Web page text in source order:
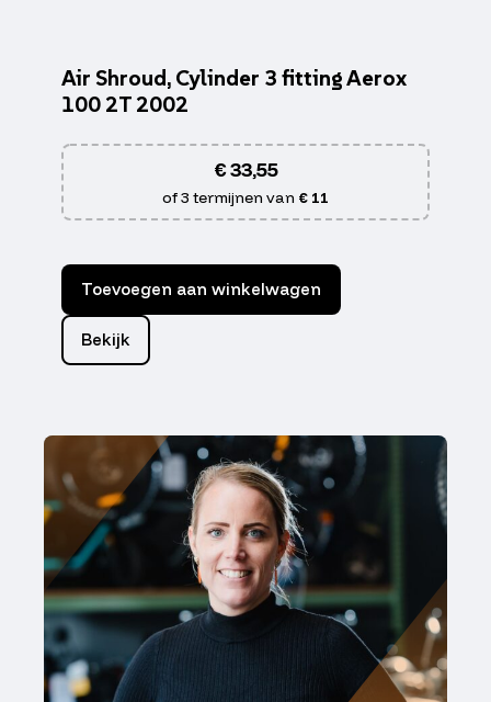
Air Shroud, Cylinder 3 fitting Aerox
100 2T 2002
€33,55
of 3 termijnen van € 11
Toevoegen aan winkelwagen
Bekijk